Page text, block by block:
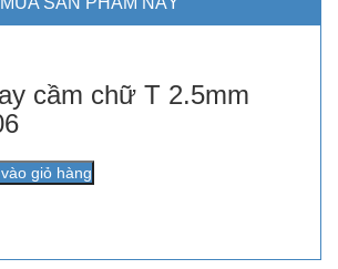
cầm chữ T 2.5mm
giỏ hàng